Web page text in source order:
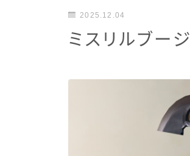
2025.12.04
ミスリルブージ